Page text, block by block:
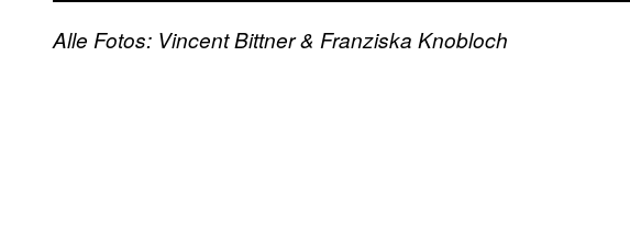
Alle Fotos: Vincent Bittner & Franziska Knobloch